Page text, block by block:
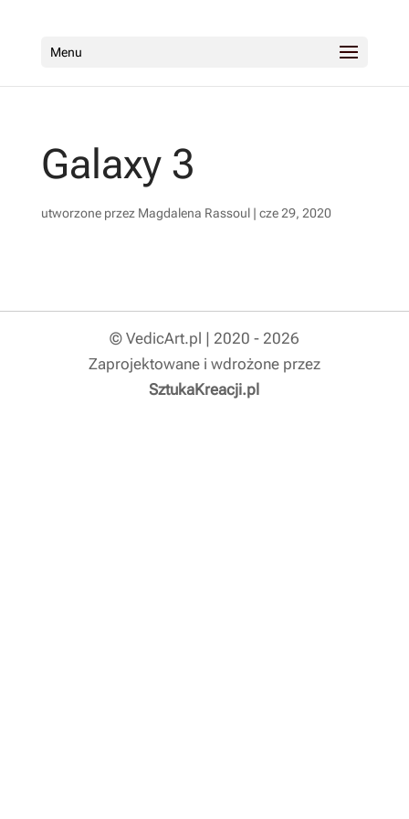
Menu
Galaxy 3
utworzone przez Magdalena Rassoul| cze 29, 2020
© VedicArt.pl | 2020 - 2026
Zaprojektowane i wdrożone przez
SztukaKreacji.pl